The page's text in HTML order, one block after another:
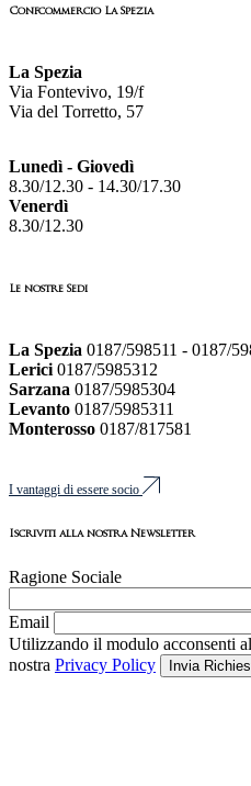
Confcommercio La Spezia
La Spezia
Via Fontevivo, 19/f
Via del Torretto, 57
Lunedì - Giovedì
8.30/12.30 - 14.30/17.30
Venerdì
8.30/12.30
Le nostre Sedi
La Spezia 0187/598511 - 0187/
Lerici 0187/5985312
Sarzana 0187/5985304
Levanto 0187/5985311
Monterosso 0187/817581
I vantaggi di essere socio
Iscriviti alla nostra Newsletter
Ragione Sociale
Email
Utilizzando il modulo acconsenti
nostra Privacy Policy Invia